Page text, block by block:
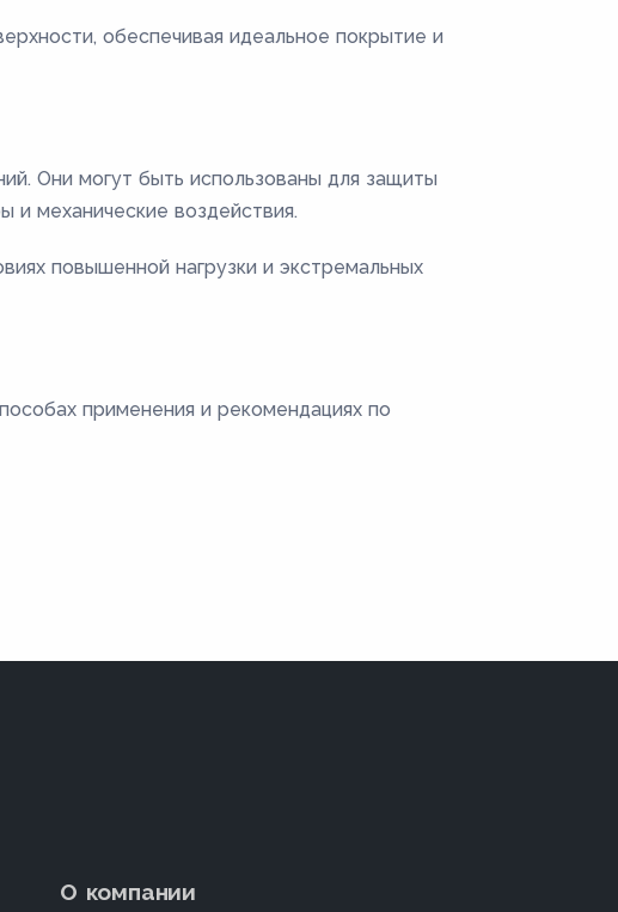
обеспечивая идеальное покрытие и
Они могут быть использованы для защиты
и механические воздействия.
повышенной нагрузки и экстремальных
применения и рекомендациях по
О компании